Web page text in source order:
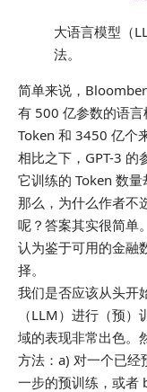
大语言模型（
法。
简单来说，
有 500 亿参数的语
Token 和 3450 亿个
相比之下，GPT-3
它训练的 Token 数量
那么，为什么作者不
呢？答案其实很简单
认为鉴于可用的金融
择。
我们是否应该从头开
（LLM）进行（预
域的表现非常出色。
方法：a) 对一个已经
一步的预训练，或者